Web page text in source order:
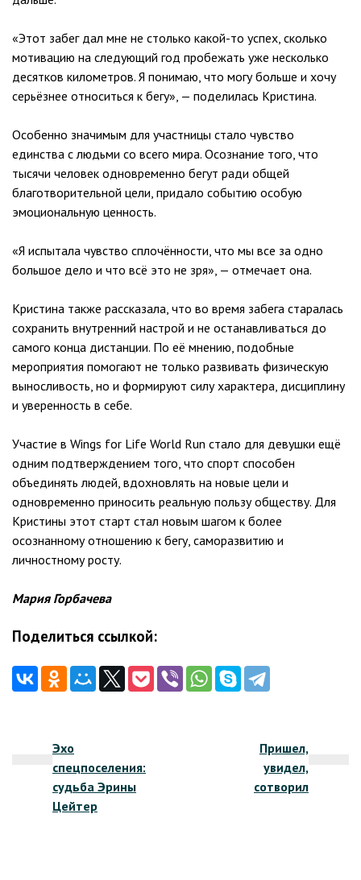
«Этот забег дал мне не столько какой-то успех, сколько
мотивацию на следующий год пробежать уже несколько
десятков километров. Я понимаю, что могу больше и хочу
серьёзнее относиться к бегу», — поделилась Кристина.
Особенно значимым для участницы стало чувство
единства с людьми со всего мира. Осознание того, что
тысячи человек одновременно бегут ради общей
благотворительной цели, придало событию особую
эмоциональную ценность.
«Я испытала чувство сплочённости, что мы все за одно
большое дело и что всё это не зря», — отмечает она.
Кристина также рассказала, что во время забега старалась
сохранить внутренний настрой и не останавливаться до
самого конца дистанции. По её мнению, подобные
мероприятия помогают не только развивать физическую
выносливость, но и формируют силу характера, дисциплину
и уверенность в себе.
Участие в Wings for Life World Run стало для девушки ещё
одним подтверждением того, что спорт способен
объединять людей, вдохновлять на новые цели и
одновременно приносить реальную пользу обществу. Для
Кристины этот старт стал новым шагом к более
осознанному отношению к бегу, саморазвитию и
личностному росту.
Мария Горбачева
Поделиться ссылкой:
записям
Эхо
спецпоселения:
судьба Эрины
Цейтер
Пришел,
увидел,
сотворил